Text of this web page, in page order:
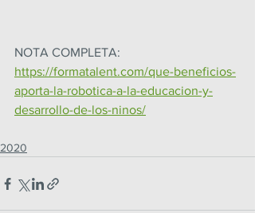
NOTA COMPLETA:
https://formatalent.com/que-beneficios-
aporta-la-robotica-a-la-educacion-y-
desarrollo-de-los-ninos/
2020